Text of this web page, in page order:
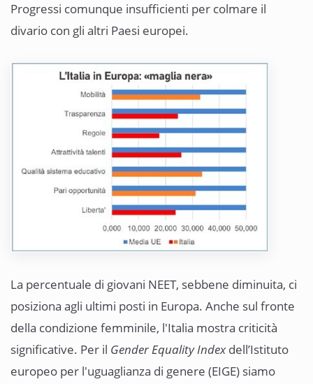
Progressi comunque insufficienti per colmare il
divario con gli altri Paesi europei.
La percentuale di giovani NEET, sebbene diminuita, ci
posiziona agli ultimi posti in Europa. Anche sul fronte
della condizione femminile, l'Italia mostra criticità
significative. Per il Gender Equality Indexdell’Istituto
europeo per l'uguaglianza di genere (EIGE) siamo